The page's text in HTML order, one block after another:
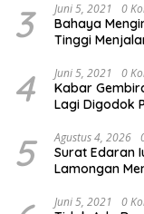
3 Juni 5, 2021 0
Bahaya
Tinggi
4 Juni 5, 2021 0
Kabar
Lagi Digodok
5 Agustus 4, 2026
Surat Edaran
Lamongan
Juni 5, 2021 0